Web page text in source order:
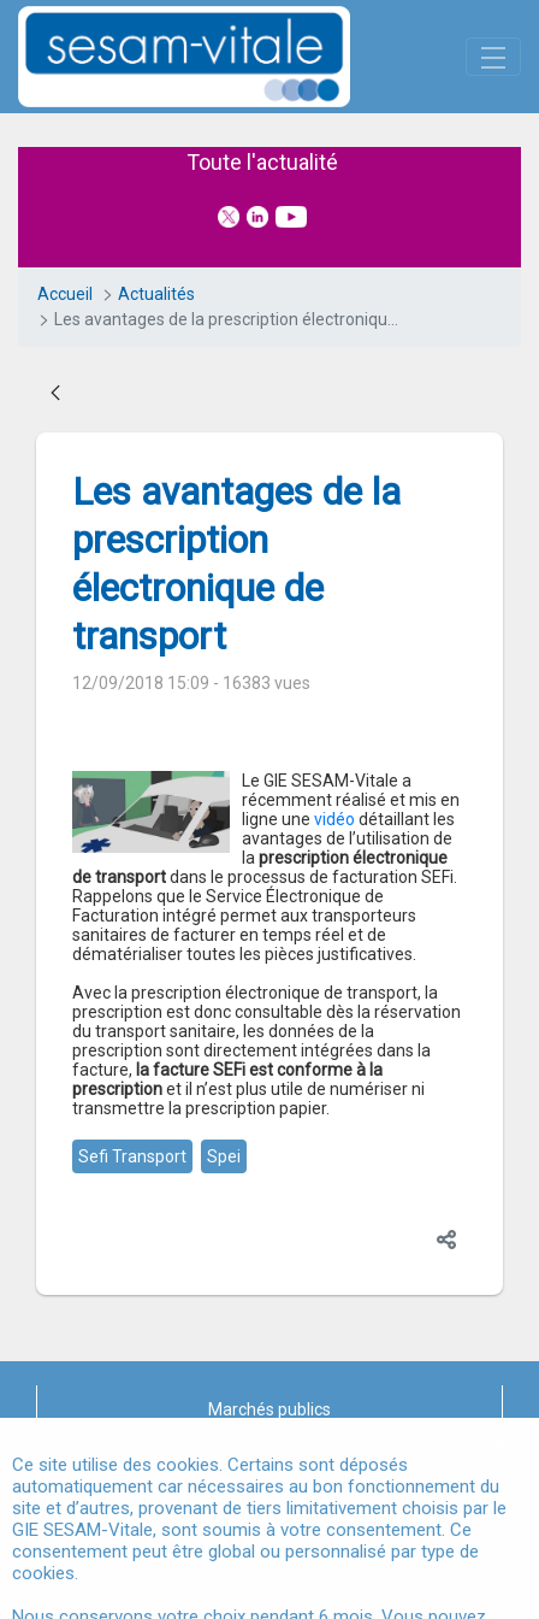
Saut au contenu principal
Les avantages de la
Toute l'actualité
Accueil
Actualités
Les avantages de la prescription électronique de transport
Les avantages de la
prescription
électronique de
transport
12/09/2018 15:09 - 16383 vues
Le GIE SESAM-Vitale a
récemment réalisé et mis en
ligne unevidéo détaillant les
avantages de l’utilisation de
laprescription électronique
de transportdans le processus de facturation SEFi.
Rappelons que le Service Électronique de
Facturation intégré permet aux transporteurs
sanitaires de facturer en temps réel et de
dématérialiser toutes les pièces justificatives.
Avec la prescription électronique de transport, la
prescription est donc consultable dès la réservation
du transport sanitaire, les données de la
prescription sont directement intégrées dans la
facture, la facture SEFi est conforme à la
prescriptionet il n’est plus utile de numériser ni
transmettre la prescription papier.
Sefi Transport Spei
Marchés publics
Mentions légales
Conditions Générales d'Utilisation
Données à Caractère Personnel
Accessibilité
Panneau de gestion des cookies
Ce site utilise des cookies. Certains sont déposés
automatiquement car nécessaires au bon fonctionnement du
site et d’autres, provenant de tiers limitativement choisis par le
GIE SESAM-Vitale, sont soumis à votre consentement. Ce
consentement peut être global ou personnalisé par type de
cookies.